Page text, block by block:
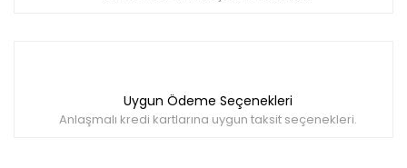
Uygun Ödeme Seçenekleri
Anlaşmalı kredi kartlarına uygun taksit seçenekleri.